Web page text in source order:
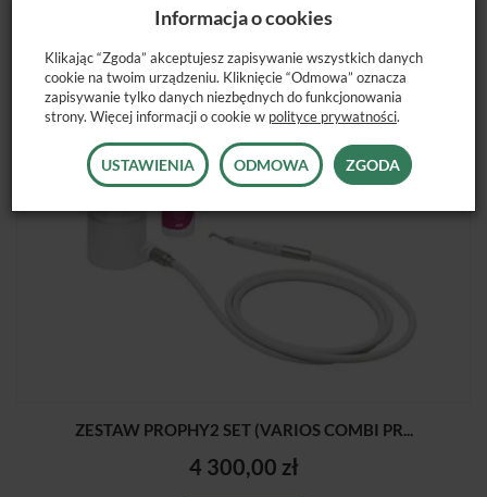
POLECANE PRODUKTY
ZESTAW PROPHY2 SET (VARIOS COMBI PR...
4 300,00 zł
Informacja o cookies
Klikając “Zgoda” akceptujesz zapisywanie wszystkich danych
cookie na twoim urządzeniu. Kliknięcie “Odmowa” oznacza
zapisywanie tylko danych niezbędnych do funkcjonowania
strony. Więcej informacji o cookie w polityce prywatności.
USTAWIENIA ODMOWA ZGODA